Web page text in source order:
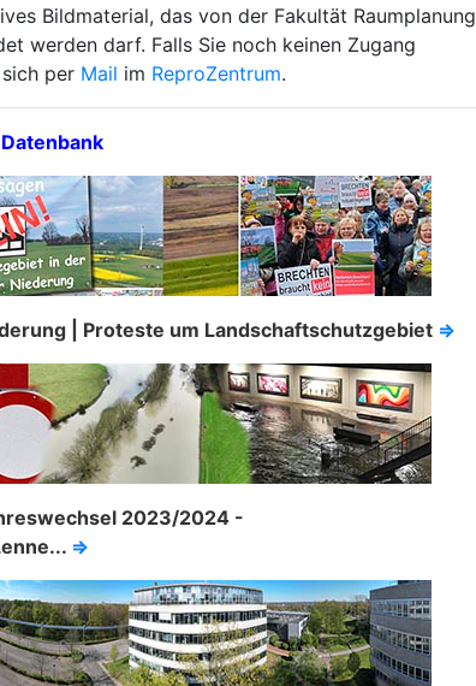
Bildmaterial, das von der Fakultät Raumplanung
werden darf. Falls Sie noch keinen Zugang
per Mail im ReproZentrum.
| Proteste um Landschaftschutzgebiet ⇒
2023/2024 -
⇒